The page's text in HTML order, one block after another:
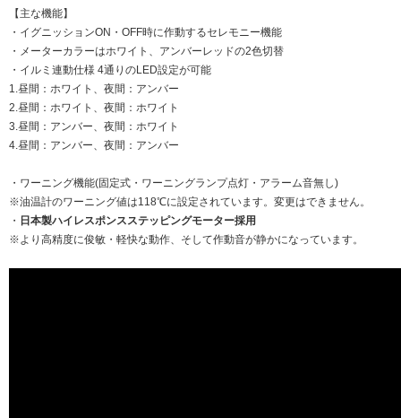
【主な機能】
・イグニッションON・OFF時に作動するセレモニー機能
・メーターカラーはホワイト、アンバーレッドの2色切替
・イルミ連動仕様 4通りのLED設定が可能
1.昼間：ホワイト、夜間：アンバー
2.昼間：ホワイト、夜間：ホワイト
3.昼間：アンバー、夜間：ホワイト
4.昼間：アンバー、夜間：アンバー
・ワーニング機能(固定式・ワーニングランプ点灯・アラーム音無し)
※油温計のワーニング値は118℃に設定されています。変更はできません。
・ 日本製ハイレスポンスステッピングモーター採用
※より高精度に俊敏・軽快な動作、そして作動音が静かになっています。